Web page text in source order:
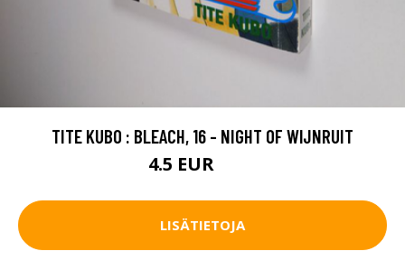
TITE KUBO : BLEACH, 16 - NIGHT OF WIJNRUIT
4.5 EUR
LISÄTIETOJA